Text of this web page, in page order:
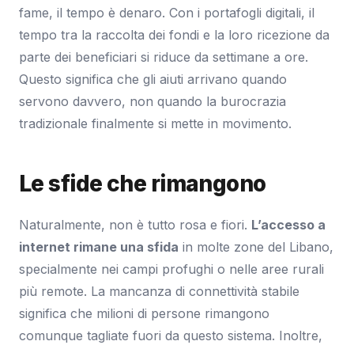
fame, il tempo è denaro. Con i portafogli digitali, il
tempo tra la raccolta dei fondi e la loro ricezione da
parte dei beneficiari si riduce da settimane a ore.
Questo significa che gli aiuti arrivano quando
servono davvero, non quando la burocrazia
tradizionale finalmente si mette in movimento.
Le sfide che rimangono
Naturalmente, non è tutto rosa e fiori. L’accesso a
internet rimane una sfida in molte zone del Libano,
specialmente nei campi profughi o nelle aree rurali
più remote. La mancanza di connettività stabile
significa che milioni di persone rimangono
comunque tagliate fuori da questo sistema. Inoltre,